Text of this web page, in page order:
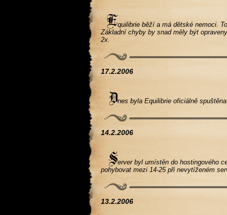
quilibrie běží a má dětské nemoci.
Základní chyby by snad měly být
2x.
17.2.2006
nes byla Equilibrie oficiálně
14.2.2006
erver byl umístěn do hostingového
pohybovat mezi 14-25 při nevytíženém
13.2.2006